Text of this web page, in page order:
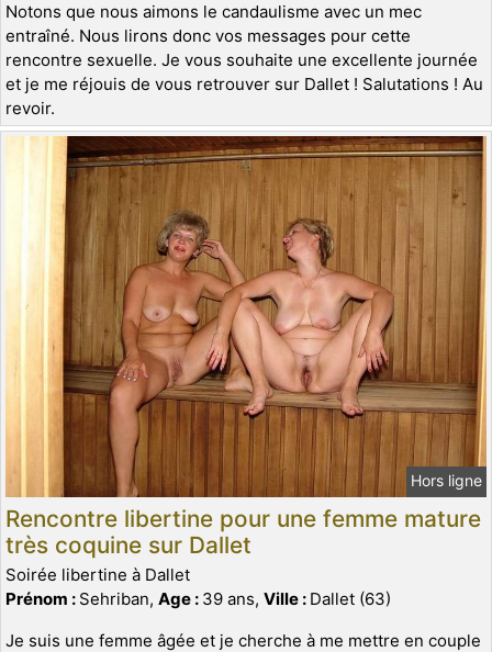
Notons que nous aimons le candaulisme avec un mec
entraîné. Nous lirons donc vos messages pour cette
rencontre sexuelle. Je vous souhaite une excellente journée
et je me réjouis de vous retrouver sur Dallet ! Salutations ! Au
revoir.
Hors ligne
Rencontre libertine pour une femme mature
très coquine sur Dallet
Soirée libertine à Dallet
Prénom : Sehriban, Age : 39 ans, Ville : Dallet (63)
Je suis une femme âgée et je cherche à me mettre en couple